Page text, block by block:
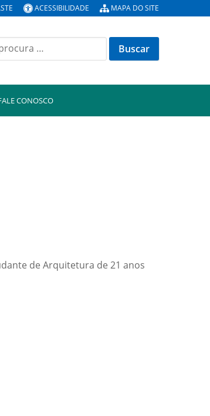
ACESSIBILIDADE MAPA DO SITE
CONOSCO
de Arquitetura de 21 anos